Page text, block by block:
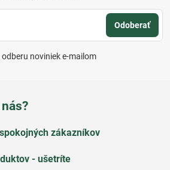
Odoberať
noviniek e-mailom
zákazníkov
- ušetríte